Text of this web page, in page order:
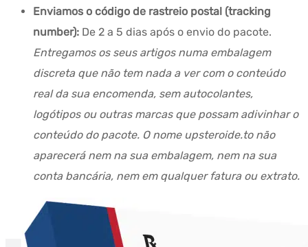
Enviamos o código de rastreio postal (tracking
number): De 2 a 5 dias após o envio do pacote.
Entregamos os seus artigos numa embalagem
discreta que não tem nada a ver com o conteúdo
real da sua encomenda, sem autocolantes,
logótipos ou outras marcas que possam adivinhar o
conteúdo do pacote. O nome upsteroide.to não
aparecerá nem na sua embalagem, nem na sua
conta bancária, nem em qualquer fatura ou extrato.